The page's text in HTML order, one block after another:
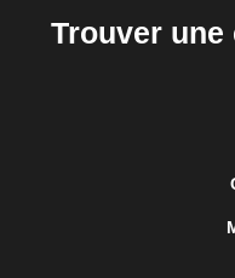
Trouver une